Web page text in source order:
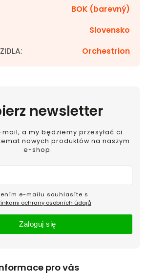
BOK (barevný)
Slovensko
: Orchestrion
pro vás
newsletter
a my będziemy przesyłać ci
nowych produktów na naszym
e-shop.
ochrany osobních údajů
Zaloguj się